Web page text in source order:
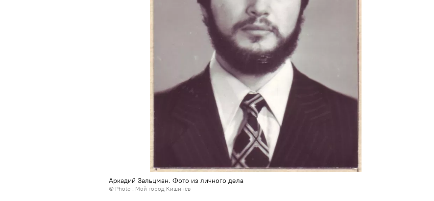
Аркадий Зальцман. Фото из личного дела
© Photo : Мой город Кишинёв